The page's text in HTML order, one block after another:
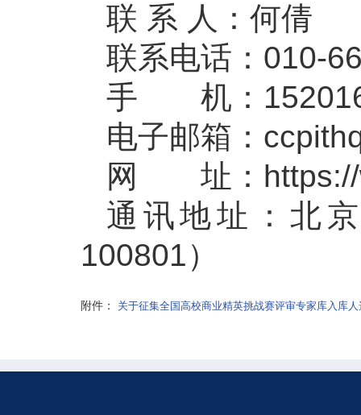
联 系 人：何倩
联系电话：010-
手 机：
电子邮箱：
网 址：https://
通讯地址：北
100801）
附件： 关于征集全国高校商业精英挑战赛评审专家库入库